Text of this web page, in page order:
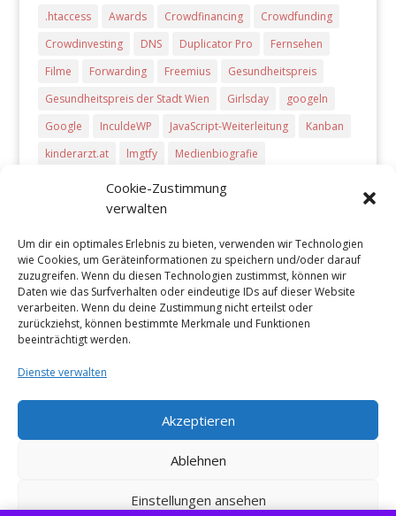
Cookie-Zustimmung
verwalten
Um dir ein optimales Erlebnis zu bieten, verwenden wir Technologien
wie Cookies, um Geräteinformationen zu speichern und/oder darauf
zuzugreifen. Wenn du diesen Technologien zustimmst, können wir
Daten wie das Surfverhalten oder eindeutige IDs auf dieser Website
verarbeiten. Wenn du deine Zustimmung nicht erteilst oder
zurückziehst, können bestimmte Merkmale und Funktionen
beeinträchtigt werden.
Dienste verwalten
Akzeptieren
Ablehnen
Einstellungen ansehen
.htaccess Awards Crowdfinancing
Crowdfunding
Crowdinvesting
DNS Duplicator Pro
Fernsehen
Filme
Forwarding Freemius
Gesundheitspreis
Gesundheitspreis der Stadt Wien
Girlsday
googeln
Google
InculdeWP JavaScript-Weiterleitung
Kanban
kinderarzt.at
lmgtfy
Medienbiografie
meta-refresh Weiterleitung
php-Weiterleitung
Pitch Deck
presentations Producthunt
Radio
Start-ups
Startups Tageszeitungen Trello
TV
Töchtertag
Vova Feldmann wcvie
wcvie 2017
Weiterleitung
WordCamp Vienna 2017
WordPress Plug-Ins
Elegant Themes